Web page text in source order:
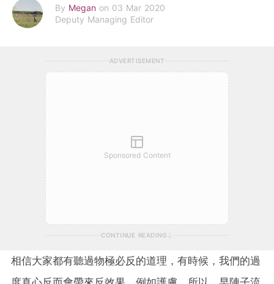
By Megan on 03 Mar 2020
Deputy Managing Editor
ADVERTISEMENT
Sponsored Content
CONTINUE READING
相信大家都有聽過物極必反的道理，有時候，我們的過